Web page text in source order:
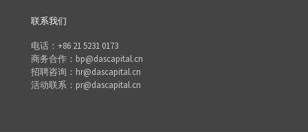
联系我们
电话：+86 21 5231 0173
商务合作：bp@dascapital.cn
招聘咨询：hr@dascapital.cn
活动联系：pr@dascapital.cn